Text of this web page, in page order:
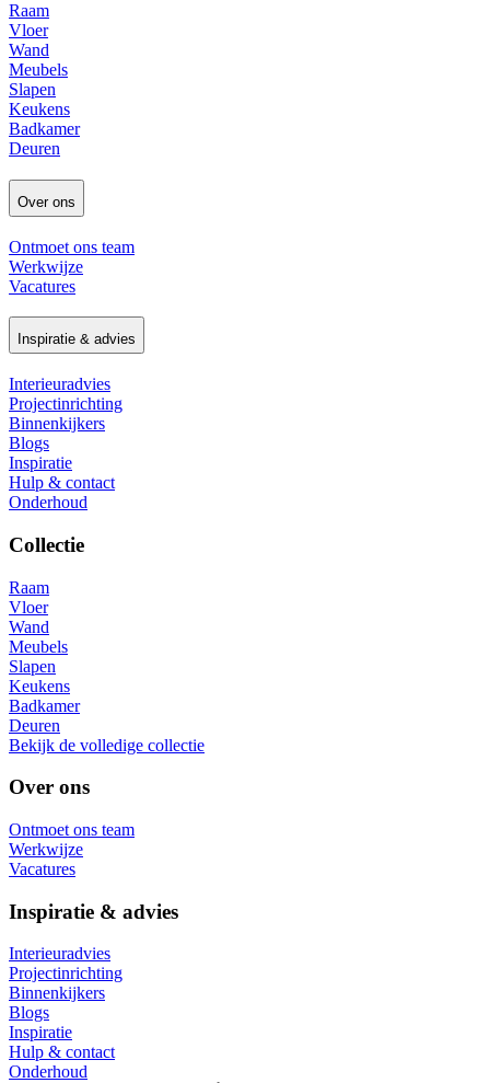
Raam
Vloer
Wand
Meubels
Slapen
Keukens
Badkamer
Deuren
Over ons
Ontmoet ons team
Werkwijze
Vacatures
Inspiratie & advies
Interieuradvies
Projectinrichting
Binnenkijkers
Blogs
Inspiratie
Hulp & contact
Onderhoud
Collectie
Raam
Vloer
Wand
Meubels
Slapen
Keukens
Badkamer
Deuren
Bekijk de volledige collectie
Over ons
Ontmoet ons team
Werkwijze
Vacatures
Inspiratie & advies
Interieuradvies
Projectinrichting
Binnenkijkers
Blogs
Inspiratie
Hulp & contact
Onderhoud